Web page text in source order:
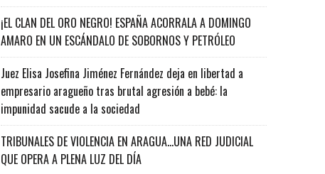
¡EL CLAN DEL ORO NEGRO! ESPAÑA ACORRALA A DOMINGO
AMARO EN UN ESCÁNDALO DE SOBORNOS Y PETRÓLEO
Juez Elisa Josefina Jiménez Fernández deja en libertad a
empresario aragueño tras brutal agresión a bebé: la
impunidad sacude a la sociedad
TRIBUNALES DE VIOLENCIA EN ARAGUA…UNA RED JUDICIAL
QUE OPERA A PLENA LUZ DEL DÍA